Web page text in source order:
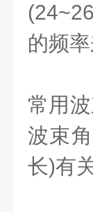
的频率
常用
波束
长)有